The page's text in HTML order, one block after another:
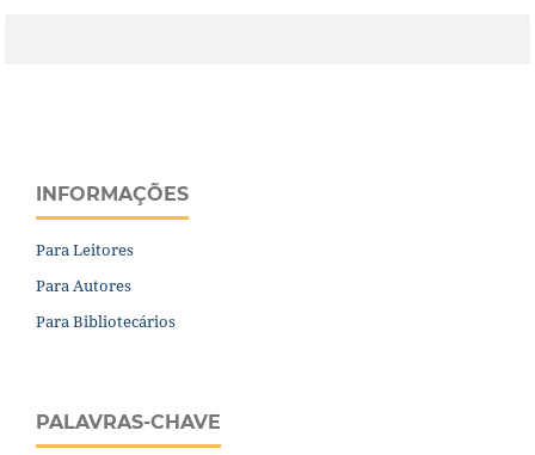
INFORMAÇÕES
Para Leitores
Para Autores
Para Bibliotecários
PALAVRAS-CHAVE